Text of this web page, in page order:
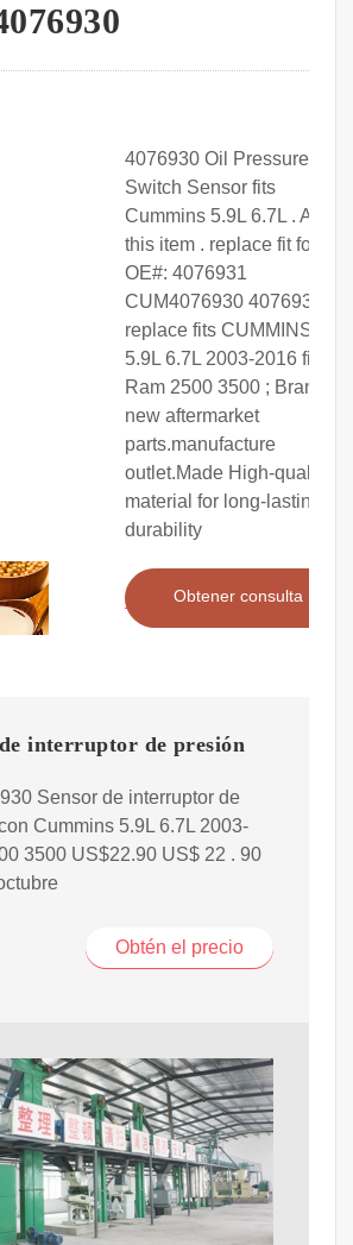
4076930 Oil Pressure
Switch Sensor fits
Cummins 5.9L 6.7L . About
this item . replace fit for
OE#: 4076931
CUM4076930 4076930 ;
replace fits CUMMINS
5.9L 6.7L 2003-2016 fits
Ram 2500 3500 ; Brand
new aftermarket
parts.manufacture
outlet.Made High-quality
material for long-lasting
durability
Obtener consulta
interruptor de presión
Sensor de interruptor de
Cummins 5.9L 6.7L 2003-
3500 US$22.90 US$ 22 . 90
Obtén el precio